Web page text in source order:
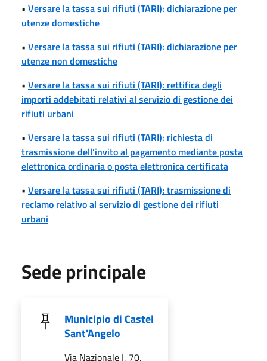
• Versare la tassa sui rifiuti (TARI): dichiarazione per
utenze domestiche
• Versare la tassa sui rifiuti (TARI): dichiarazione per
utenze non domestiche
• Versare la tassa sui rifiuti (TARI): rettifica degli
importi addebitati relativi al servizio di gestione dei
rifiuti urbani
• Versare la tassa sui rifiuti (TARI): richiesta di
trasmissione dell’invito al pagamento mediante posta
elettronica ordinaria o posta elettronica certificata
• Versare la tassa sui rifiuti (TARI): trasmissione di
reclamo relativo al servizio di gestione dei rifiuti
urbani
Sede principale
Municipio di Castel
Sant'Angelo
Via Nazionale I, 70,